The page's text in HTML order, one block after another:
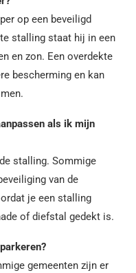
op een beveiligd
stalling staat hij in een
en zon. Een overdekte
bescherming en kan
als ik mijn
stalling. Sommige
van de
je een stalling
of diefstal gedekt is.
gemeenten zijn er